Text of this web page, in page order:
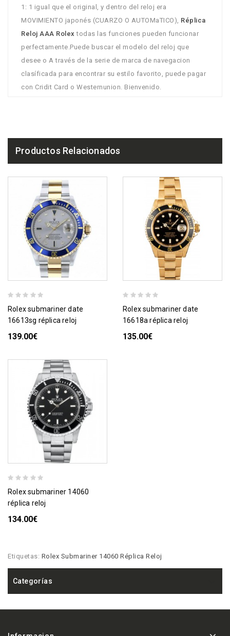
1: 1 igual que el original, y dentro del reloj era
MOVIMIENTO japonés (CUARZO O AUTOMaTICO), Réplica
Reloj AAA Rolextodas las funciones pueden funcionar
perfectamente.Puede buscar el modelo del reloj que
desee o A través de la serie de marca de navegacion
clasíficada para encontrar su estilo favorito, puede pagar
con Cridit Card o Westernunion. Bienvenido.
Productos Relacionados
rolex submariner date
16613sg réplica reloj
139.00€
rolex submariner date
16618a réplica reloj
135.00€
rolex submariner 14060
réplica reloj
134.00€
Etiquetas: Rolex Submariner 14060 Réplica Reloj
Categorías